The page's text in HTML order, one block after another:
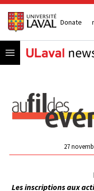
Donate
Open menu
27
Les inscriptions aux